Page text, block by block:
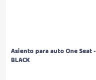
Asiento para auto One Seat -
BLACK